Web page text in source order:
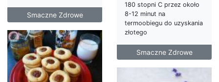
Smaczne Zdrowe
180 stopni C przez około
8-12 minut na
termoobiegu do uzyskania
złotego
Smaczne Zdrowe